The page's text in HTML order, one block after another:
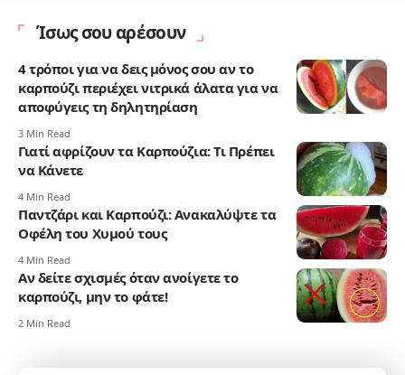
Ίσως σου αρέσουν
4 τρόποι για να δεις μόνος σου αν το
καρπούζι περιέχει νιτρικά άλατα για να
αποφύγεις τη δηλητηρίαση
3 Min Read
Γιατί αφρίζουν τα Καρπούζια: Τι Πρέπει
να Κάνετε
4 Min Read
Παντζάρι και Καρπούζι: Ανακαλύψτε τα
Οφέλη του Χυμού τους
4 Min Read
Αν δείτε σχισμές όταν ανοίγετε το
καρπούζι, μην το φάτε!
2 Min Read